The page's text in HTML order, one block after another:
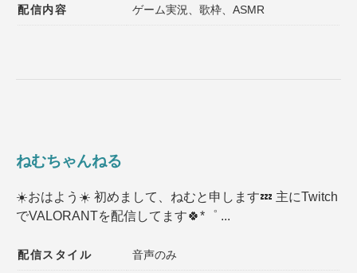
配信内容 ゲーム実況、歌枠、ASMR
ねむちゃんねる
☀️おはよう☀️ 初めまして、ねむと申します💤 主にTwitch
でVALORANTを配信してます🍀*゜ ...
配信スタイル 音声のみ